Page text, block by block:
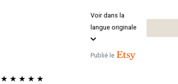
Voir dans la
langue originale
Publié le
★ ★ ★ ★ ★